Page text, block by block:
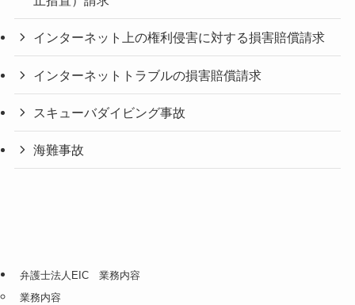
インターネット上の権利侵害に対する損害賠償請求
インターネットトラブルの損害賠償請求
スキューバダイビング事故
海難事故
弁護士法人EIC 業務内容
業務内容